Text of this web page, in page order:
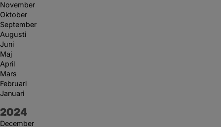
November
Oktober
September
Augusti
Juni
Maj
April
Mars
Februari
Januari
År:
2024
December